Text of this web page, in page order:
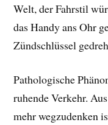
Welt, der Fahrstil
das Handy ans Ohr
Zündschlüssel
Pathologische
ruhende Verkehr.
mehr wegzudenken